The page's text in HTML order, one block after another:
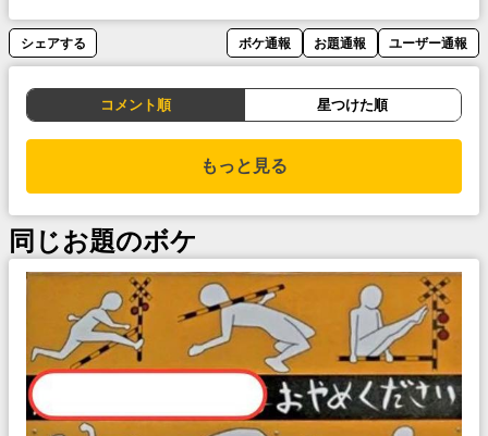
シェアする ボケ通報 お題通報 ユーザー通報
コメント順 星つけた順
もっと見る
同じお題のボケ